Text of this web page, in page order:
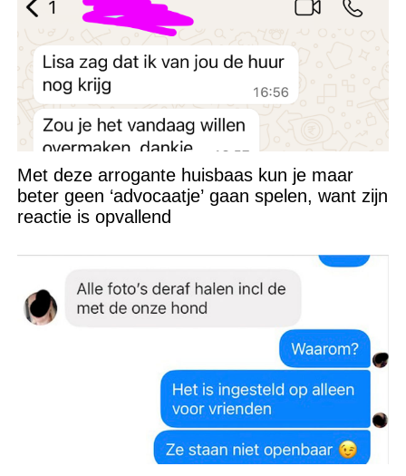
Met deze arrogante huisbaas kun je maar
beter geen ‘advocaatje’ gaan spelen, want zijn
reactie is opvallend